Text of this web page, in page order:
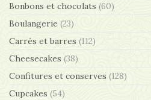
Bonbons et chocolats (60)
Boulangerie (23)
Carrés et barres (112)
Cheesecakes (38)
Confitures et conserves (128)
Cupcakes (54)